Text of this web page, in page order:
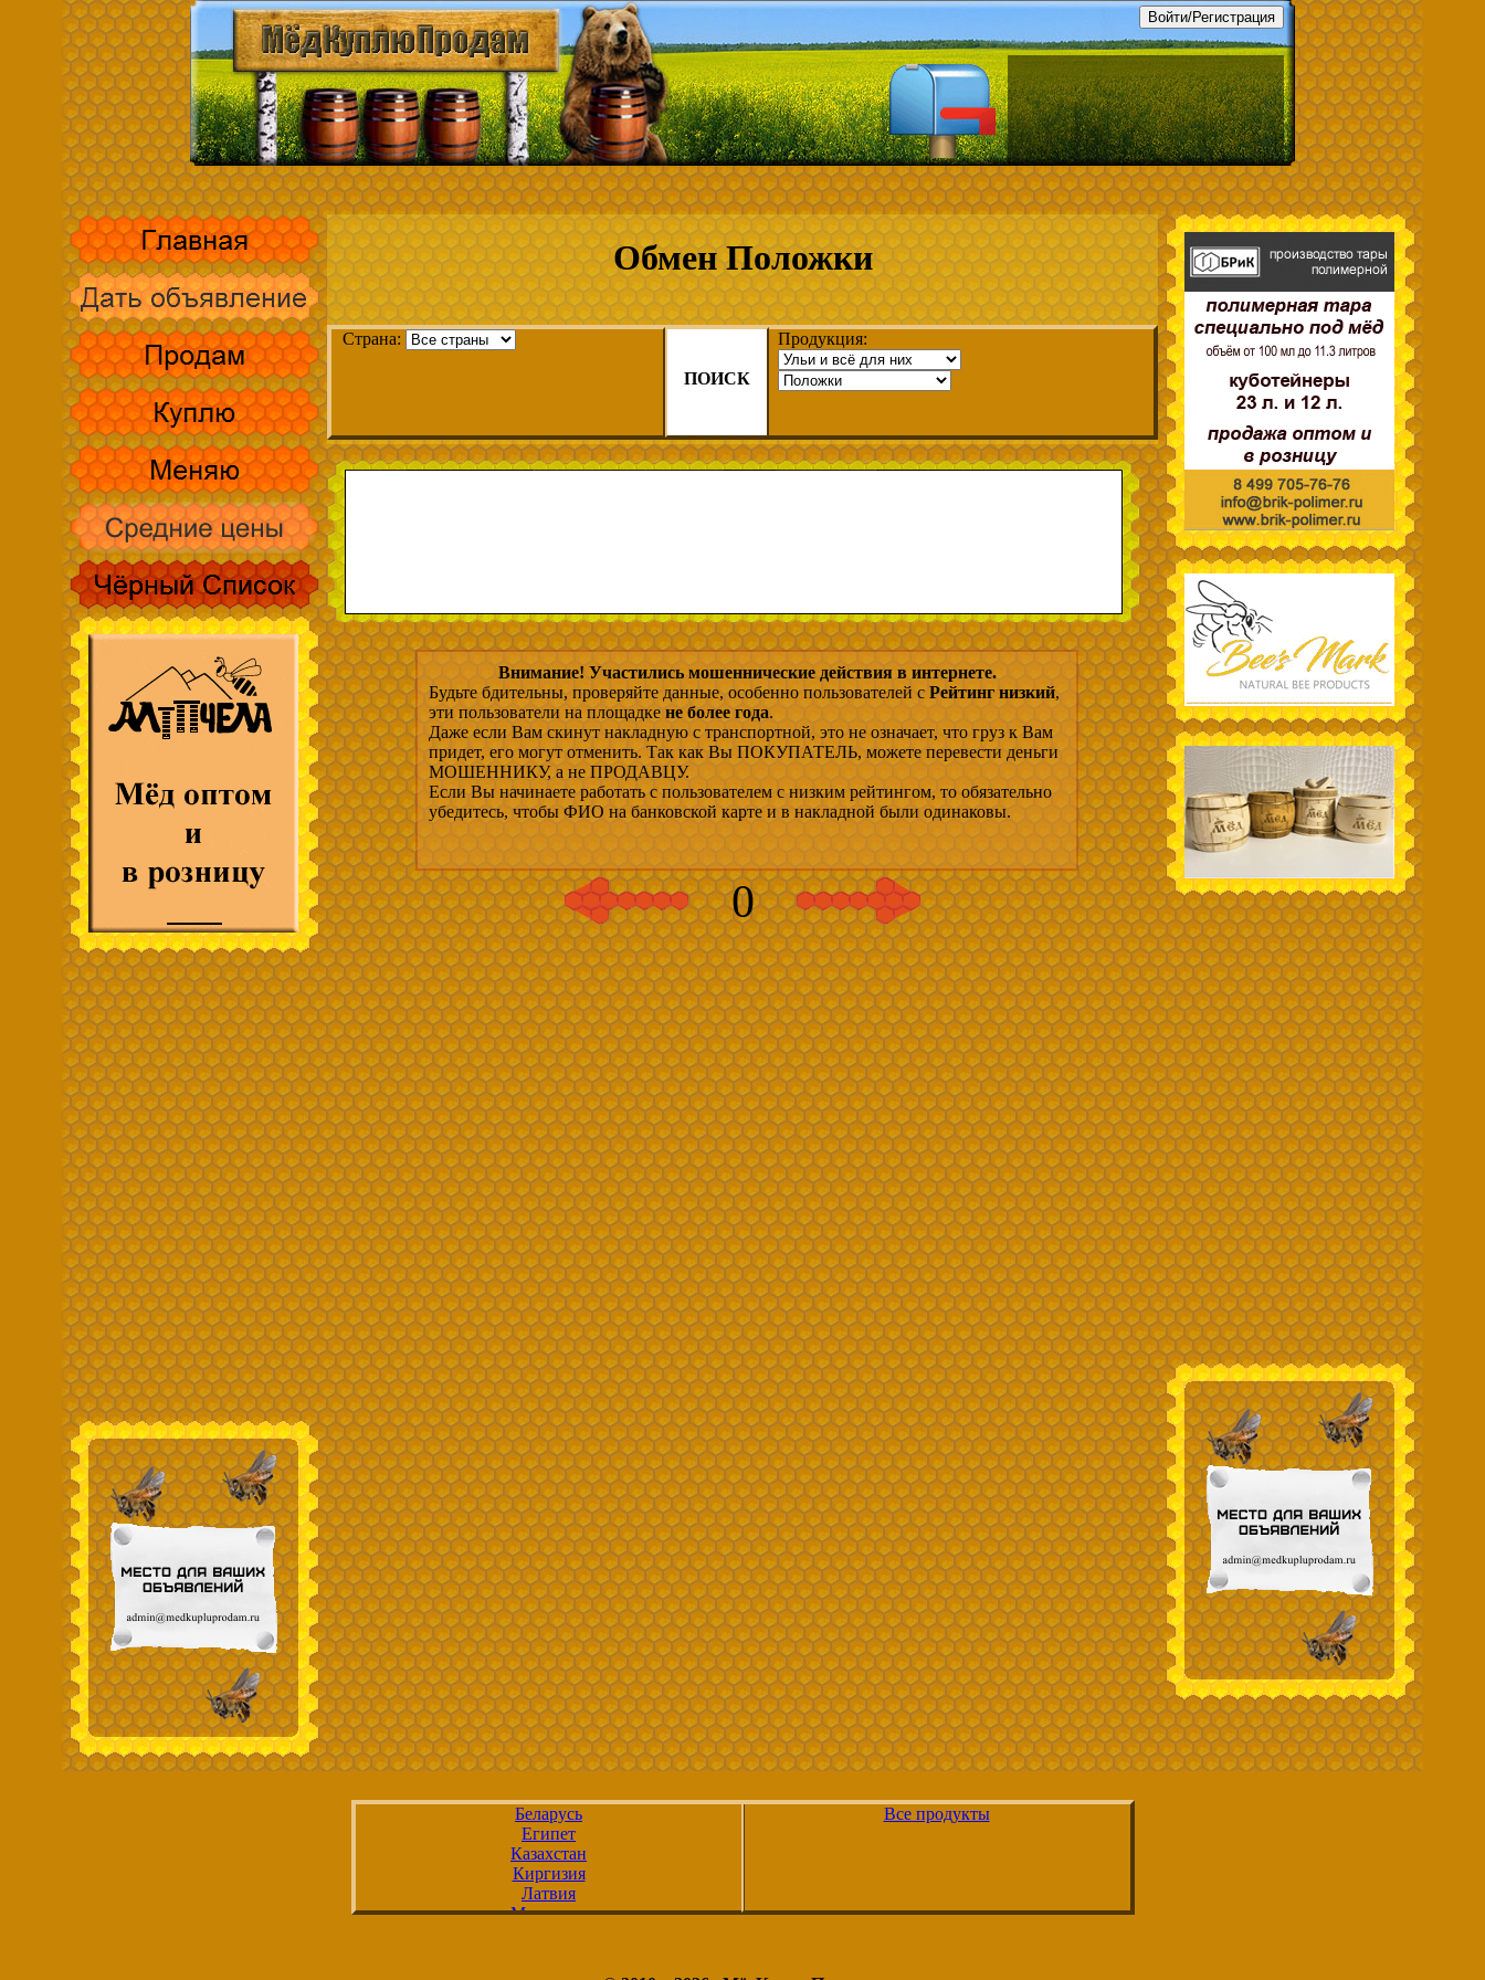
Обмен Положки
Страна: Продукция:
ПОИСК
Внимание! Участились мошеннические действия в интернете.
Будьте бдительны, проверяйте данные, особенно пользователей с Рейтинг низкий,
эти пользователи на площадке не более года.
Даже если Вам скинут накладную с транспортной, это не означает, что груз к Вам
придет, его могут отменить. Так как Вы ПОКУПАТЕЛЬ, можете перевести деньги
МОШЕННИКУ, а не ПРОДАВЦУ.
Если Вы начинаете работать с пользователем с низким рейтингом, то обязательно
убедитесь, чтобы ФИО на банковской карте и в накладной были одинаковы.
0
Беларусь
Египет
Казахстан
Киргизия
Латвия
Молдавия
Все продукты